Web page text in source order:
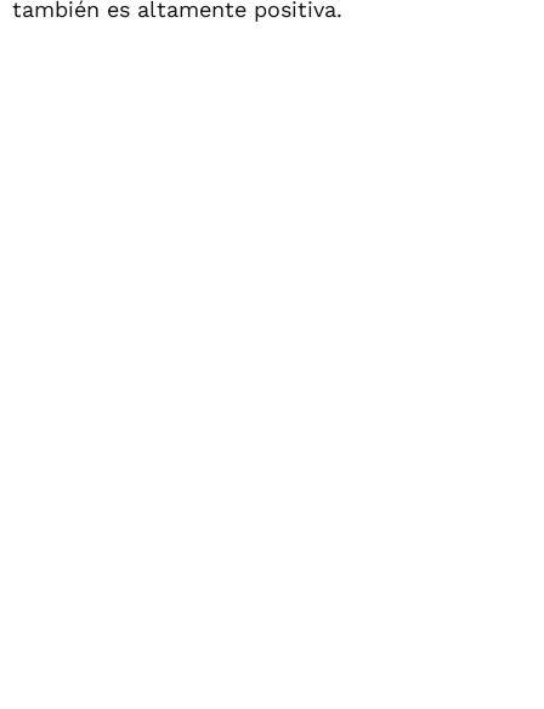
también es altamente positiva.